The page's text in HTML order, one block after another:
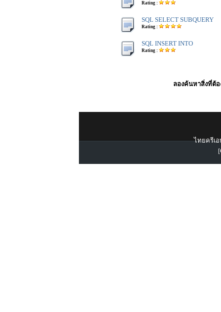
Rating :
SQL SELECT SUBQUERY
Rating :
SQL INSERT INTO
Rating :
ลองค้นหาสิ่งที่ต้อ
ไทยครีเอ
[